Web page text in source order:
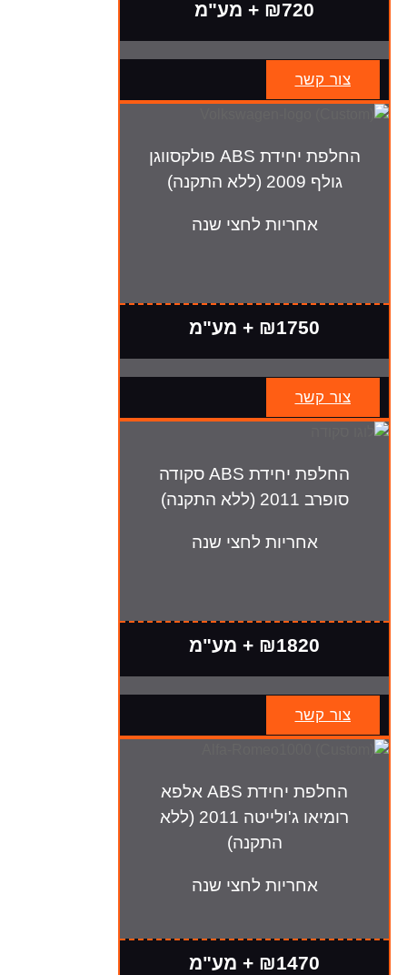
₪720 + מע"מ
צור קשר
החלפת יחידת ABS פולקסווגן
גולף 2009 (ללא התקנה)
אחריות לחצי שנה
₪1750 + מע"מ
צור קשר
החלפת יחידת ABS סקודה
סופרב 2011 (ללא התקנה)
אחריות לחצי שנה
₪1820 + מע"מ
צור קשר
החלפת יחידת ABS אלפא
רומיאו ג'ולייטה 2011 (ללא
התקנה)
אחריות לחצי שנה
₪1470 + מע"מ